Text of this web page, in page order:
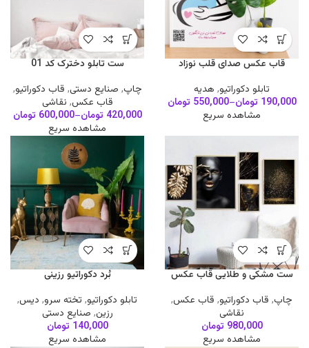
قاب عکس صدای قلب نوزاد
تابلو دکوراتیو, هدیه
190,000 تومان–
550,000 تومان
مشاهده سریع
ست تابلو دخترک کد 01
چاپ, صنایع دستی, قاب دکوراتیو,
قاب عکس, نقاشی
420,000 تومان–
600,000 تومان
مشاهده سریع
ست مشکی و طلایی قاب عکس
چاپ, قاب دکوراتیو, قاب عکس,
نقاشی
980,000 تومان
مشاهده سریع
بُرد دکوراتیو رزینی
تابلو دکوراتیو, تخته سرو, دیس,
رزین, صنایع دستی
140,000 تومان
مشاهده سریع